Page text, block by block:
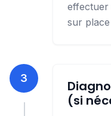
effectuer
sur
3
(si